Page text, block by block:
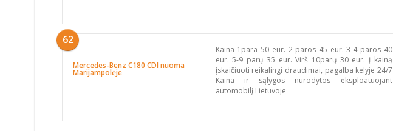
62
Mercedes-Benz C180 CDI nuoma
Marijampolėje
Kaina 1para 50 eur. 2 paros 45 eur. 3-4 paros 40
eur. 5-9 parų 35 eur. Virš 10parų 30 eur. Į kainą
įskaičiuoti reikalingi draudimai, pagalba kelyje 24/7
Kaina ir sąlygos nurodytos eksploatuojant
automobilį Lietuvoje